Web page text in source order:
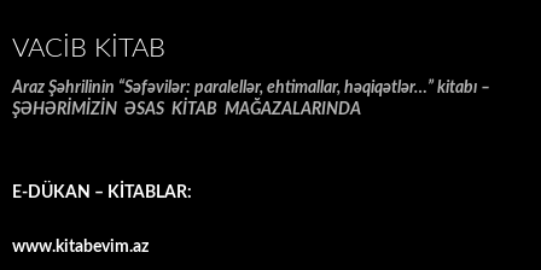
VACIB KITAB
Araz Şəhrilinin “Səfəvilər: paralellər, ehtimallar, həqiqətlər…” kitabı –
ŞƏHƏRİMİZİN ƏSAS KİTAB MAĞAZALARINDA
E-DÜKAN – KİTABLAR:
www.kitabevim.az